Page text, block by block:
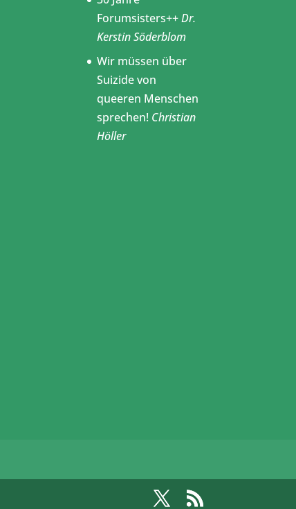
Forumsisters++Dr.
Kerstin Söderblom
Wir müssen über
Suizide von
queeren Menschen
sprechen! Christian
Höller